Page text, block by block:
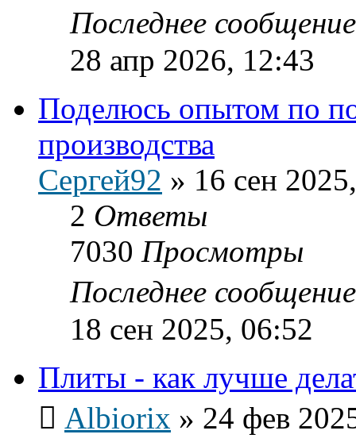
Последнее
28 апр 2026, 12:43
Поделюсь опытом по
производства
Сергей92 » 16 сен
2 Ответы
7030 Просмотры
Последнее
18 сен 2025, 06:52
Плиты - как лучше
Albiorix » 24 фев